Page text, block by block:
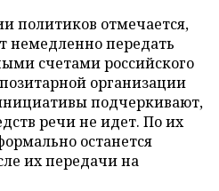
политиков отмечается,
немедленно передать
счетами российского
организации
подчеркивают,
речи не идет. По их
останется
их передачи на